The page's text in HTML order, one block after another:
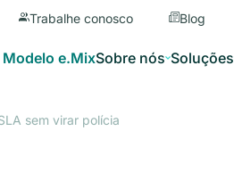
Trabalhe conosco Blog
Modelo e.MixSobre nós Soluções
sem virar polícia